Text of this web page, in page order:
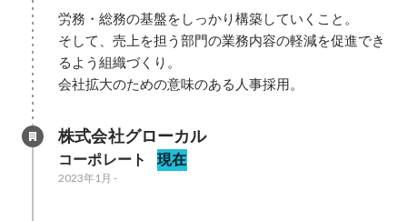
労務・総務の基盤をしっかり構築していくこと。
そして、売上を担う部門の業務内容の軽減を促進でき
るよう組織づくり。
会社拡大のための意味のある人事採用。
株式会社グローカル
コーポレート 現在
2023年1月 -